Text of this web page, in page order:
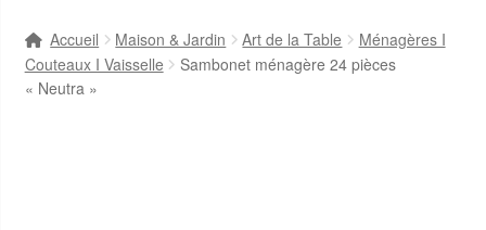
Accueil Maison & Jardin Art de la Table
Ménagères I
Couteaux I Vaisselle
Sambonet ménagère 24 pièces
« Neutra »